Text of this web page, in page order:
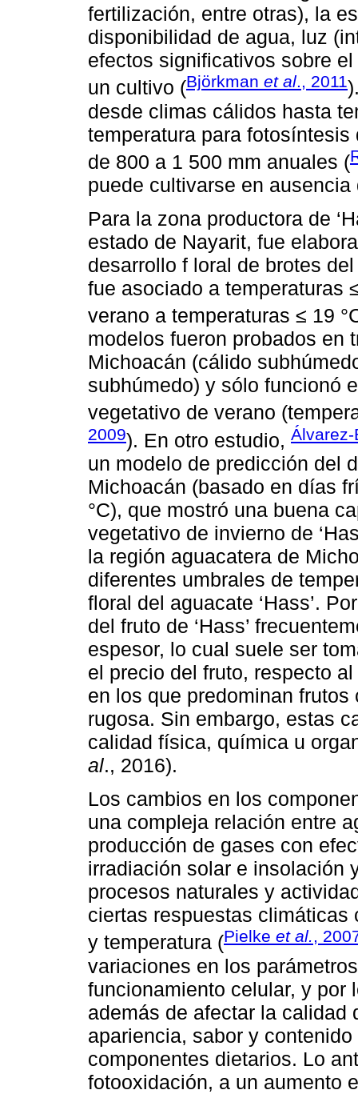
fertilización, entre otras), la
disponibilidad de agua, luz
efectos significativos sobre
un cultivo (Björkman et al., 2011
desde climas cálidos hasta
temperatura para
de 800 a 1 500 mm anuales (
puede cultivarse en ausencia
Para la zona productora de
estado de Nayarit, fue
desarrollo f loral de brotes
fue asociado a temperaturas
verano a temperaturas ≤ 19
modelos fueron probados en
Michoacán (cálido
subhúmedo) y sólo funcionó
vegetativo de verano
2009). En otro estudio,
un modelo de predicción del
Michoacán (basado en días
°C), que mostró una buena
vegetativo de invierno de
la región aguacatera de
diferentes umbrales de
floral del aguacate ‘Hass’.
del fruto de ‘Hass’
espesor, lo cual suele ser
el precio del fruto, respecto
en los que predominan
rugosa. Sin embargo, estas
calidad física, química u
al., 2016).
Los cambios en los
una compleja relación entre
producción de gases con
irradiación solar e insolación
procesos naturales y
ciertas respuestas
y temperatura (Pielke et al.,
variaciones en los
funcionamiento celular, y
además de afectar la calidad
apariencia, sabor y
componentes dietarios. Lo
fotooxidación, a un aumento